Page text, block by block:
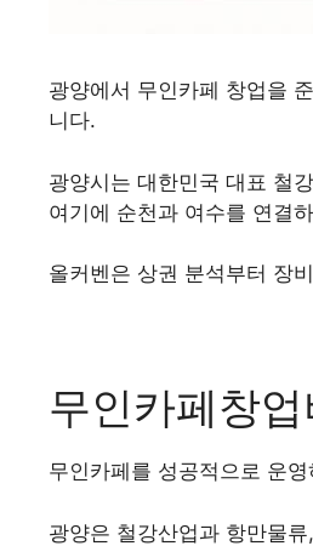
광양에서 무인카페 창업을
니다.
광양시는 대한민국 대표 철
여기에 순천과 여수를 연결
올커벤은 상권 분석부터 장
무인카페창
무인카페를 성공적으로 운
광양은 철강산업과 항만물